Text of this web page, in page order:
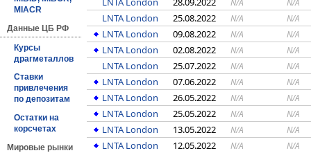
MIACR
Данные ЦБ РФ
Курсы
драгметаллов
Ставки
привлечения
по депозитам
Остатки на
корсчетах
Мировые рынки
N/A N/A
LNTA London 25.08.2022 N/A N/A
LNTA London 09.08.2022 N/A N/A
LNTA London 02.08.2022 N/A N/A
LNTA London 25.07.2022 N/A N/A
LNTA London 07.06.2022 N/A N/A
LNTA London 26.05.2022 N/A N/A
LNTA London 25.05.2022 N/A N/A
LNTA London 13.05.2022 N/A N/A
LNTA London 12.05.2022 N/A N/A